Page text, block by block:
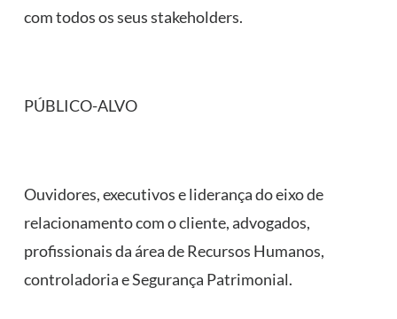
com todos os seus stakeholders.
PÚBLICO-ALVO
Ouvidores, executivos e liderança do eixo de
relacionamento com o cliente, advogados,
profissionais da área de Recursos Humanos,
controladoria e Segurança Patrimonial.